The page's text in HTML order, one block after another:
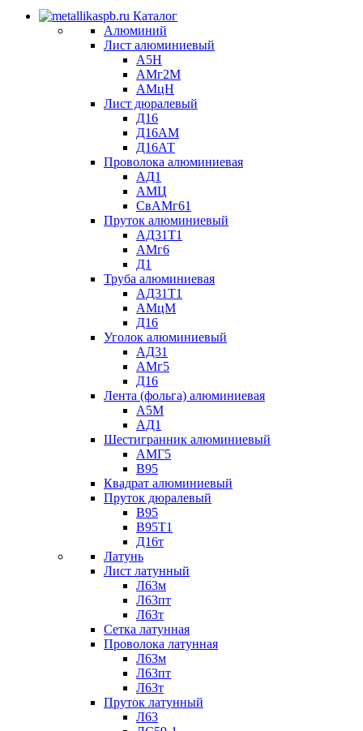
Каталог
Алюминий
Лист алюминиевый
А5Н
АМг2М
АМцН
Лист дюралевый
Д16
Д16АМ
Д16АТ
Проволока алюминиевая
АД1
АМЦ
СвАМг61
Пруток алюминиевый
АД31Т1
АМг6
Д1
Труба алюминиевая
АД31Т1
АМцМ
Д16
Уголок алюминиевый
АД31
АМг5
Д16
Лента (фольга) алюминиевая
А5М
АД1
Шестигранник алюминиевый
АМГ5
В95
Квадрат алюминиевый
Пруток дюралевый
В95
В95Т1
Д16т
Латунь
Лист латунный
Л63м
Л63пт
Л63т
Сетка латунная
Проволока латунная
Л63м
Л63пт
Л63т
Пруток латунный
Л63